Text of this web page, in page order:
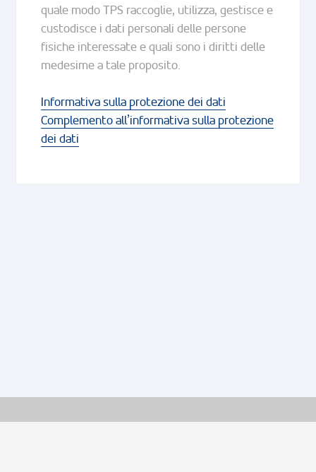
quale modo TPS raccoglie, utilizza, gestisce e
custodisce i dati personali delle persone
fisiche interessate e quali sono i diritti delle
medesime a tale proposito.
Informativa sulla protezione dei dati
Complemento all’informativa sulla protezione
dei dati